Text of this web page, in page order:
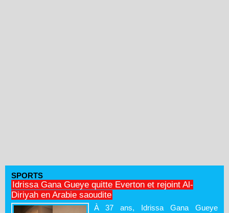
SPORTS
Idrissa Gana Gueye quitte Everton et rejoint Al-
Diriyah en Arabie saoudite
À 37 ans, Idrissa Gana Gueye